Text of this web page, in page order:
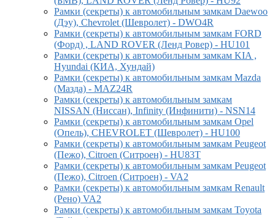
Рамки (секреты) к автомобильным замкам Daewoo
(Дэу), Chevrolet (Шевролет) - DWO4R
Рамки (секреты) к автомобильным замкам FORD
(Форд) , LAND ROVER (Ленд Ровер) - HU101
Рамки (секреты) к автомобильным замкам KIA ,
Hyundai (КИА, Хундай)
Рамки (секреты) к автомобильным замкам Mazda
(Мазда) - MAZ24R
Рамки (секреты) к автомобильным замкам
NISSAN (Ниссан), Infinity (Инфинити) - NSN14
Рамки (секреты) к автомобильным замкам Opel
(Опель), CHEVROLET (Шевролет) - HU100
Рамки (секреты) к автомобильным замкам Peugeot
(Пежо), Citroen (Ситроен) - HU83T
Рамки (секреты) к автомобильным замкам Peugeot
(Пежо), Citroen (Ситроен) - VA2
Рамки (секреты) к автомобильным замкам Renault
(Рено) VA2
Рамки (секреты) к автомобильным замкам Toyota